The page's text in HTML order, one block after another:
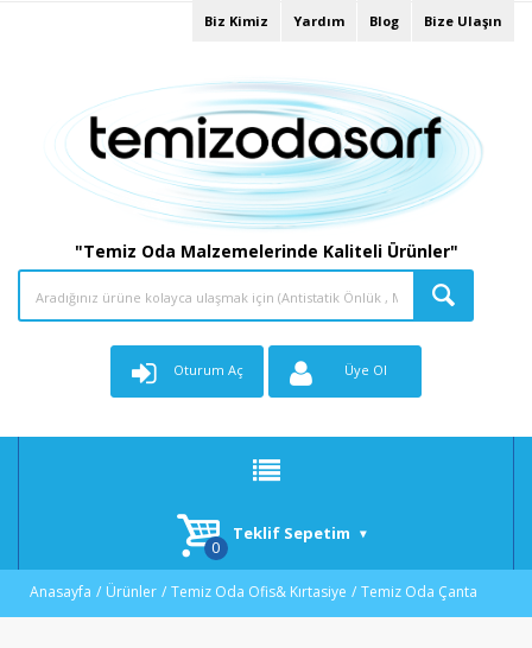
Biz Kimiz Yardım Blog Bize Ulaşın
"Temiz Oda Malzemelerinde Kaliteli Ürünler"
Oturum Aç Üye Ol
Teklif Sepetim
Anasayfa Ürünler Temiz Oda Ofis& Kırtasiye Temiz Oda Çanta